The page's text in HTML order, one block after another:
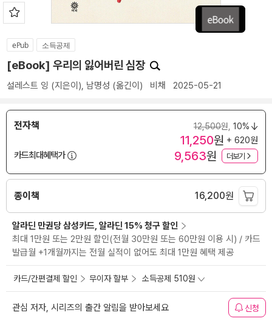
ePub 소득공제
[eBook] 우리의 잃어버린 심장
설레스트 잉 (지은이), 남명성 (옮긴이) 비채 2025-05-21
전자책 12,500원, 10%
11,250원 + 620원
카드최대혜택가
9,563원 더보기
종이책 16,200원
알라딘 만권당 삼성카드, 알라딘 15% 청구 할인
최대 1만원 또는 2만원 할인(전월 30만원 또는 60만원 이용 시) / 카드
발급월 +1개월까지는 전월 실적이 없어도 최대 1만원 혜택 제공
카드/간편결제 할인 무이자 할부 소득공제 510원
관심 저자, 시리즈의 출간 알림을 받아보세요 신청